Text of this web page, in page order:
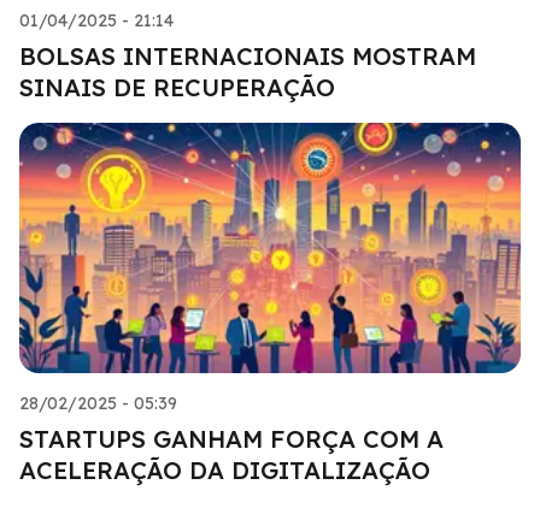
01/04/2025 - 21:14
BOLSAS INTERNACIONAIS MOSTRAM
SINAIS DE RECUPERAÇÃO
28/02/2025 - 05:39
STARTUPS GANHAM FORÇA COM A
ACELERAÇÃO DA DIGITALIZAÇÃO